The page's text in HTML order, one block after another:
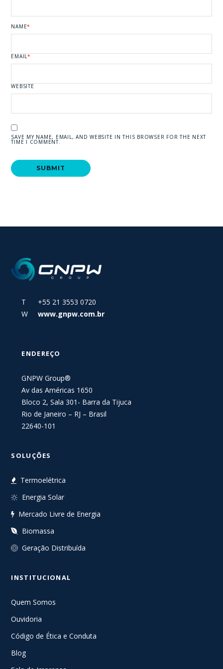
NAME*
EMAIL*
WEBSITE
SAVE MY NAME, EMAIL, AND WEBSITE IN THIS BROWSER FOR THE NEXT
TIME I COMMENT.
T +55 21 3553 0720
W
www.gnpw.com.br
ENDEREÇO
GNPW Group®
Av das Américas 1650
Bloco 2, Sala 301- Barra da Tijuca
Rio de Janeiro – RJ – Brasil
22640-101
SOLUÇÕES
Termoelétrica
Energia Solar
Mercado Livre de Energia
Biomassa
Geração Distribuída
INSTITUCIONAL
Quem Somos
Ouvidoria
Código de Ética e Conduta
Blog